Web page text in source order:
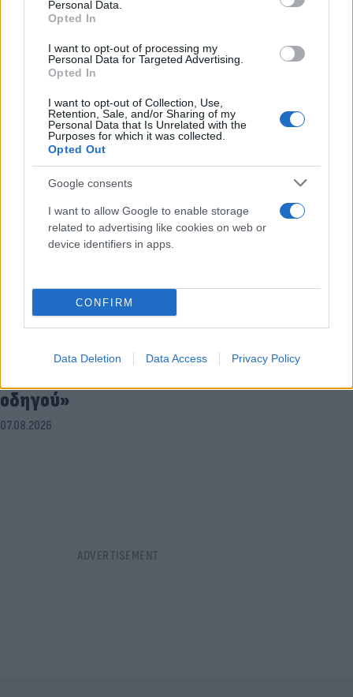
Personal Data.
Opted In
I want to opt-out of processing my
Personal Data for Targeted Advertising.
Opted In
I want to opt-out of Collection, Use,
Retention, Sale, and/or Sharing of my
Personal Data that Is Unrelated with the
Purposes for which it was collected.
Opted Out
Google consents
I want to allow Google to enable storage
related to advertising like cookies on web or
device identifiers in apps.
CONFIRM
Data Deletion Data Access Privacy Policy
Σέρρες: «Κάτι απέσπασε την προσοχή του
οδηγού»